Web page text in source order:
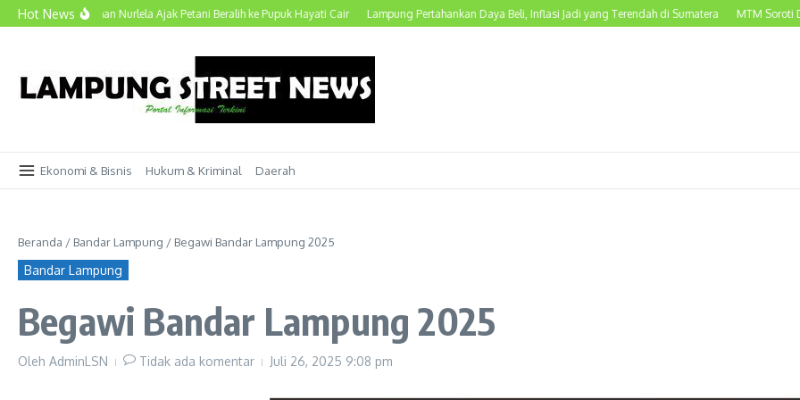
Lewati ke konten
Hot News
Wagub Jihan Nurlela Ajak Petani Beralih ke Pupuk Hayati Cair Lampung Pertahankan Daya Beli, Inflasi Jadi yang Terendah di Sumatera MTM Soroti Dugaan
Ekonomi & Bisnis Hukum & Kriminal Daerah
Beranda / Bandar Lampung / Begawi Bandar Lampung 2025
Bandar Lampung
Begawi Bandar Lampung 2025
Oleh AdminLSN Tidak ada komentar Juli 26, 2025 9:08 pm